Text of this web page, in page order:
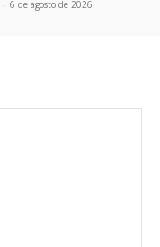
- 6 de agosto de 2026